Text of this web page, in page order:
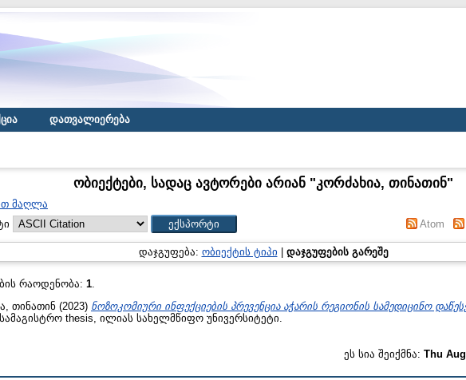
დათვალიერება
ობიექტები, სადაც ავტორები არიან "კორძახია, თინათინ"
მაღლა
Atom
დაჯგუფება: ობიექტის ტიპი დაჯგუფების გარეშე
რაოდენობა: 1.
თინათინ (2023) ნოზოკომიური ინფექციების პრევენცია აჭარის რეგიონის სამედიცინო
სამაგისტრო thesis, ილიას სახელმწიფო უნივერსიტეტი.
ეს სია შეიქმნა: Thu